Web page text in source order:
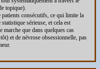
topique).
patients consécutifs, ce qui limite la
sérieuse, et cela est
que dans quelques cas
et de névrose obsessionnelle, pas